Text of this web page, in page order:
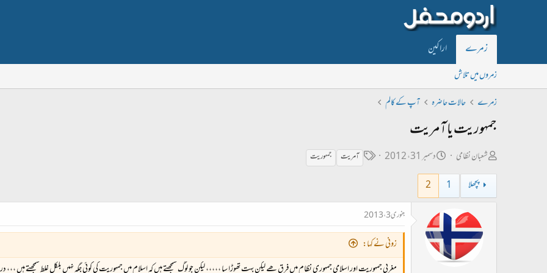
زمرے اراکین
زمروں میں تلاش
زمرے
حالات حاضرہ آپ کے کالم
جمہوریت یا آمریت
ص
ا
ح
شعبان نظامی
ت
ا
خ
ا
دسمبر 31، 2012 آمریت جمہوریت
پچھلا 1
2
جنوری 3، 2013
زونی نے کہا:
مغربی جمہوریت اور اسلامی جمہوری نظام میں فرق ھے لیکن بہت تھوڑا سا ،،،،، لیکن جو لوگ سمجھتے ہیں کہ اسلام میں جمہوریت کی کوئی جگہ نہیں بلکل غلط سمجھتے ہیں